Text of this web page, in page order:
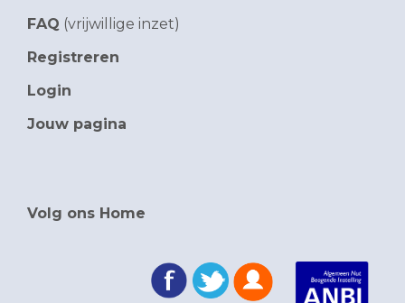
FAQ (vrijwillige inzet)
Registreren
Login
Jouw pagina
Volg ons Home